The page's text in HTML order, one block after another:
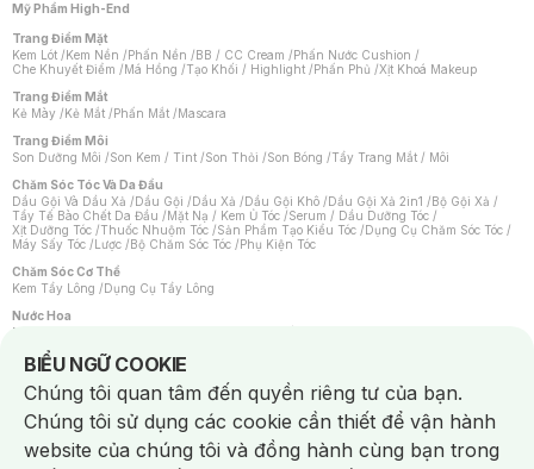
Mỹ Phẩm High-End
Trang Điểm Mặt
Kem Lót /Kem Nền /Phấn Nền /BB / CC Cream /Phấn Nước Cushion /
Che Khuyết Điểm /Má Hồng /Tạo Khối / Highlight /Phấn Phủ /Xịt Khoá Makeup
Trang Điểm Mắt
Kẻ Mày /Kẻ Mắt /Phấn Mắt /Mascara
Trang Điểm Môi
Son Dưỡng Môi /Son Kem / Tint /Son Thỏi /Son Bóng /Tẩy Trang Mắt / Môi
Chăm Sóc Tóc Và Da Đầu
Dầu Gội Và Dầu Xả /Dầu Gội /Dầu Xả /Dầu Gội Khô /Dầu Gội Xả 2in1 /Bộ Gội Xả /
Tẩy Tế Bào Chết Da Đầu /Mặt Nạ / Kem Ủ Tóc /Serum / Dầu Dưỡng Tóc /
Xịt Dưỡng Tóc /Thuốc Nhuộm Tóc /Sản Phẩm Tạo Kiểu Tóc /Dụng Cụ Chăm Sóc Tóc /
Máy Sấy Tóc /Lược /Bộ Chăm Sóc Tóc /Phụ Kiện Tóc
Chăm Sóc Cơ Thể
Kem Tẩy Lông /Dụng Cụ Tẩy Lông
Nước Hoa
Nước Hoa Nữ
Chăm Sóc Cá Nhân
Chống Muỗi /Khẩu Trang /Máy Massage/Mặt Nạ Xông Hơi /Nước Rửa Tay/
Sản Phẩm Chăm Sóc Khác /Bàn Chải Đánh Răng /Bàn Chải Điện/
Hỗ Trợ Trắng Răng/Kem Đánh Răng /Máy Tăm Nước/ Nước Súc Miệng/
Tăm / Chỉ Nha Khoa/ Xịt Thơm Miệng / Dung Dịch Vệ Sinh/Dưỡng Vùng Kín/
Khăn Ướt Vệ Sinh Vùng Kín/Băng Vệ Sinh/Tampon/Bọt Cạo Râu /Dao Cạo Râu/
Máy Cạo Râu
BIỂU NGỮ COOKIE
Notice about cookies usage
Chúng tôi quan tâm đến quyền riêng tư của bạn.
Chúng tôi sử dụng các cookie cần thiết để vận hành
website của chúng tôi và đồng hành cùng bạn trong